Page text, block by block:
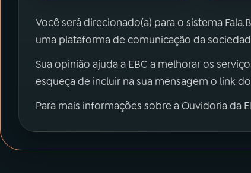
Você será direcionado(a) para o sistema
uma plataforma de comunicação da
Sua opinião ajuda a EBC a melhorar os
esqueça de incluir na sua mensagem o link
Para mais informações sobre a Ouvidoria da